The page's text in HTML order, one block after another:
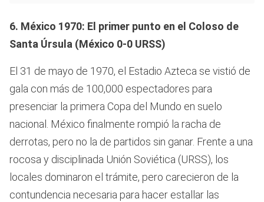
6. México 1970: El primer punto en el Coloso de
Santa Úrsula (México 0-0 URSS)
El 31 de mayo de 1970, el Estadio Azteca se vistió de
gala con más de 100,000 espectadores para
presenciar la primera Copa del Mundo en suelo
nacional. México finalmente rompió la racha de
derrotas, pero no la de partidos sin ganar. Frente a una
rocosa y disciplinada Unión Soviética (URSS), los
locales dominaron el trámite, pero carecieron de la
contundencia necesaria para hacer estallar las